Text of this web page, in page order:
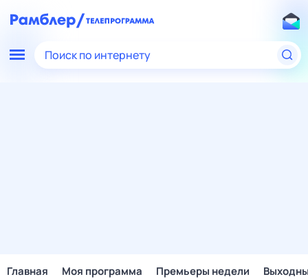
Поиск по интернету
Главная Моя программа Премьеры недели